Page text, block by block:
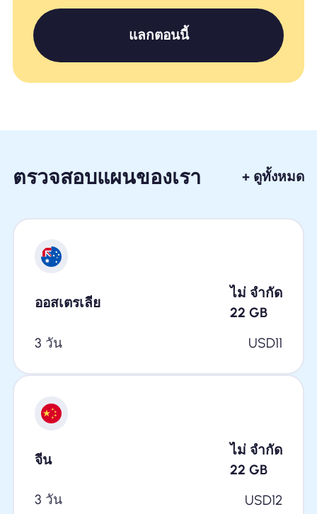
แลกตอนนี้
ตรวจสอบแผนของเรา + ดูทั้งหมด
ออสเตรเลีย
ไม่ จำกัด
22 GB
3 วัน
USD11
จีน
ไม่ จำกัด
22 GB
3 วัน
USD12